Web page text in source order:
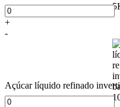
+
-
Açúcar líquido refinado